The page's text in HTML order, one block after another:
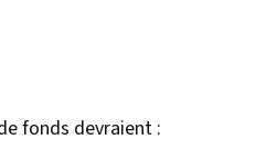
fonds devraient :